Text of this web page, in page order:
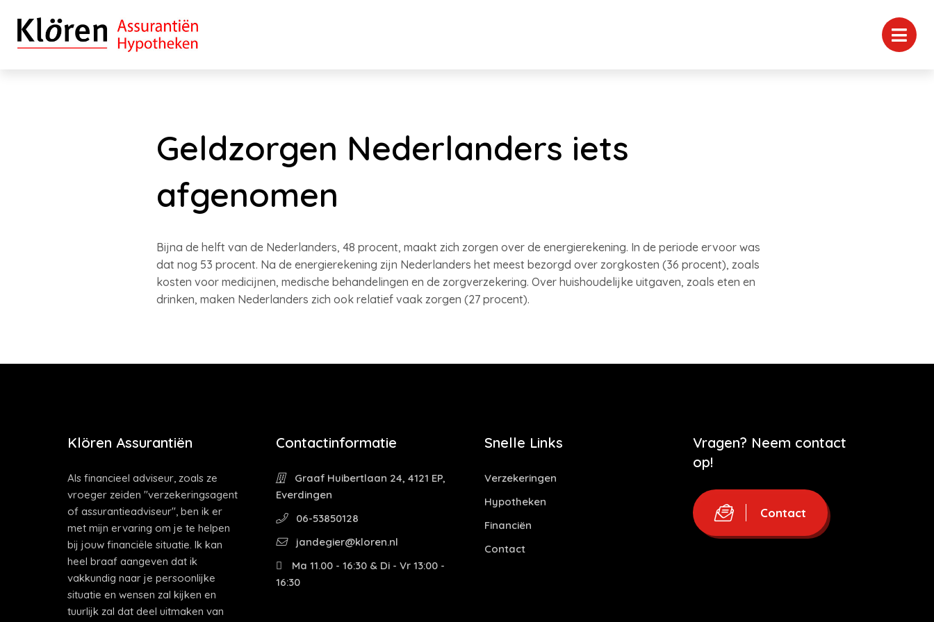
Geldzorgen Nederlanders iets
afgenomen
Bijna de helft van de Nederlanders, 48 procent, maakt zich zorgen over de energierekening. In de periode ervoor was
dat nog 53 procent. Na de energierekening zijn Nederlanders het meest bezorgd over zorgkosten (36 procent), zoals
kosten voor medicijnen, medische behandelingen en de zorgverzekering. Over huishoudelijke uitgaven, zoals eten en
drinken, maken Nederlanders zich ook relatief vaak zorgen (27 procent).
Klören Assurantiën
Als financieel adviseur, zoals ze
vroeger zeiden "verzekeringsagent
of assurantieadviseur", ben ik er
met mijn ervaring om je te helpen
bij jouw financiële situatie. Ik kan
heel braaf aangeven dat ik
vakkundig naar je persoonlijke
situatie en wensen zal kijken en
tuurlijk zal dat deel uitmaken van
Contactinformatie
Graaf Huibertlaan 24, 4121 EP,
Everdingen
06-53850128
jandegier@kloren.nl
Ma 11.00 - 16:30 & Di - Vr 13:00 -
16:30
Snelle Links
Verzekeringen
Hypotheken
Financiën
Contact
Vragen? Neem contact
op!
Contact